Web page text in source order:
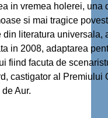
in vremea holerei, una
si mai tragice
din literatura universala,
in 2008, adaptarea
fiind facuta de
castigator al Premiului
Aur.